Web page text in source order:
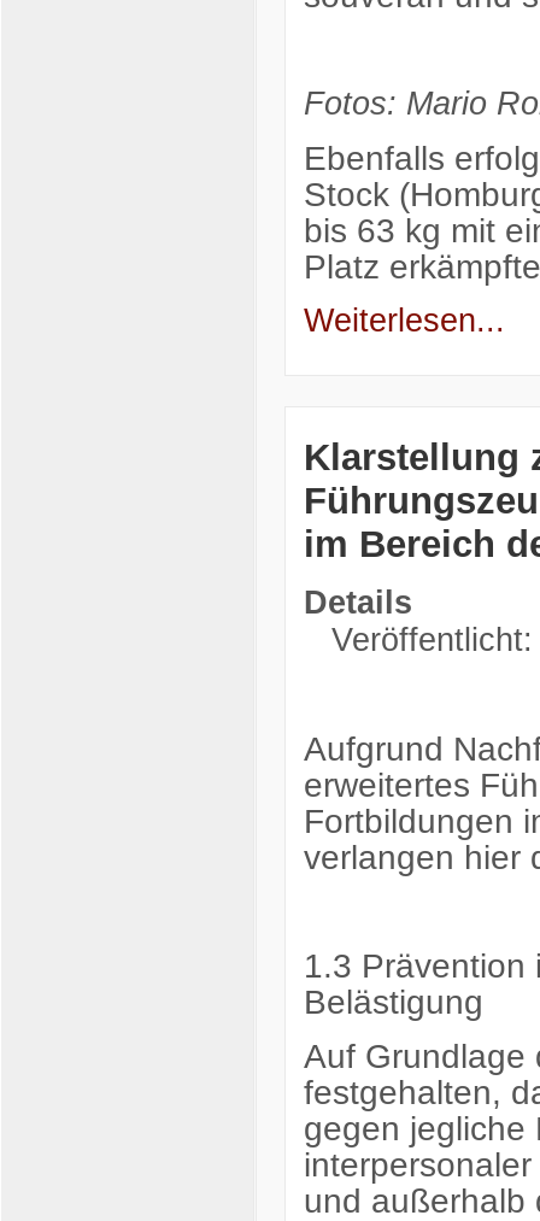
Fotos: Mario
Ebenfalls
Stock
bis 63 kg mit
Platz
Weiterlesen...
Klarstellung
im Bereich
Details
Aufgrund
erweitertes
Fortbildungen
verlangen hier
1.3 Prävention
Belästigung
Auf Grundlage
festgehalten,
gegen jegliche
und außerhalb